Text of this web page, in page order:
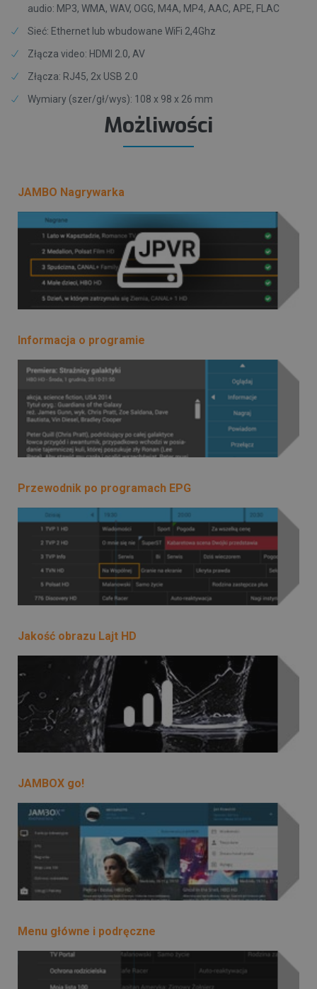
audio: MP3, WMA, WAV, OGG, M4A, MP4, AAC, APE, FLAC
Sieć: Ethernet lub wbudowane WiFi 2,4Ghz
Złącza video: HDMI 2.0, AV
Złącza: RJ45, 2x USB 2.0
Wymiary (szer/gł/wys): 108 x 98 x 26 mm
Możliwości
JAMBO Nagrywarka
Informacja o programie
Przewodnik po programach EPG
Jakość obrazu Lajt HD
JAMBOX go!
Menu główne i podręczne